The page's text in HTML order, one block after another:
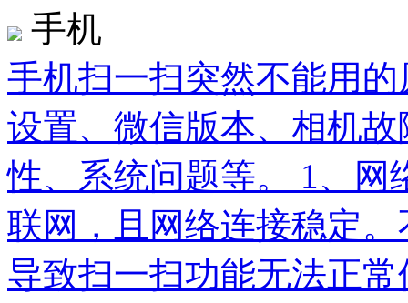
手机
手机扫一扫突然不能用
设置、微信版本、相机
性、系统问题等。 1、网
联网，且网络连接稳定
导致扫一扫功能无法正